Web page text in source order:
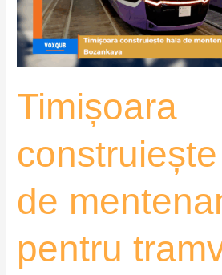
Timișoara
de
pentru
tramvaiele
Bozankaya